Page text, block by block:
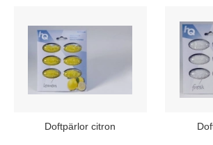
Doftpärlor citron